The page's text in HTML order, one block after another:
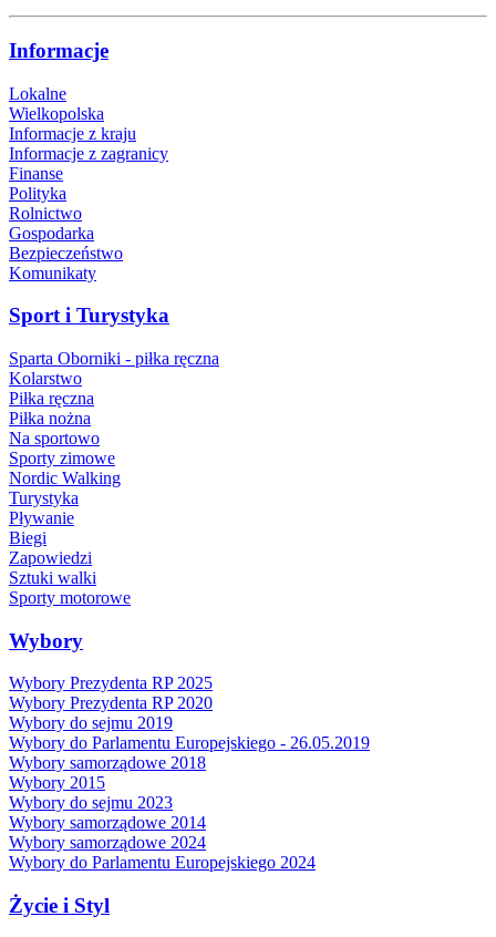
Informacje
Lokalne
Wielkopolska
Informacje z kraju
Informacje z zagranicy
Finanse
Polityka
Rolnictwo
Gospodarka
Bezpieczeństwo
Komunikaty
Sport i Turystyka
Sparta Oborniki - piłka ręczna
Kolarstwo
Piłka ręczna
Piłka nożna
Na sportowo
Sporty zimowe
Nordic Walking
Turystyka
Pływanie
Biegi
Zapowiedzi
Sztuki walki
Sporty motorowe
Wybory
Wybory Prezydenta RP 2025
Wybory Prezydenta RP 2020
Wybory do sejmu 2019
Wybory do Parlamentu Europejskiego - 26.05.2019
Wybory samorządowe 2018
Wybory 2015
Wybory do sejmu 2023
Wybory samorządowe 2014
Wybory samorządowe 2024
Wybory do Parlamentu Europejskiego 2024
Życie i Styl